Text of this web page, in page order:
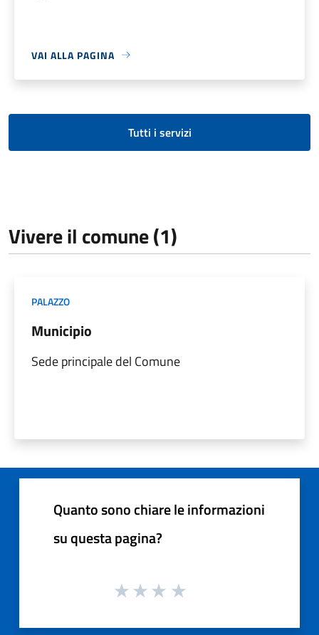
VAI ALLA PAGINA
Tutti i servizi
Vivere il comune (1)
PALAZZO
Municipio
Sede principale del Comune
Quanto sono chiare le informazioni
su questa pagina?